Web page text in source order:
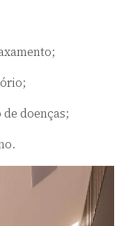
doenças;